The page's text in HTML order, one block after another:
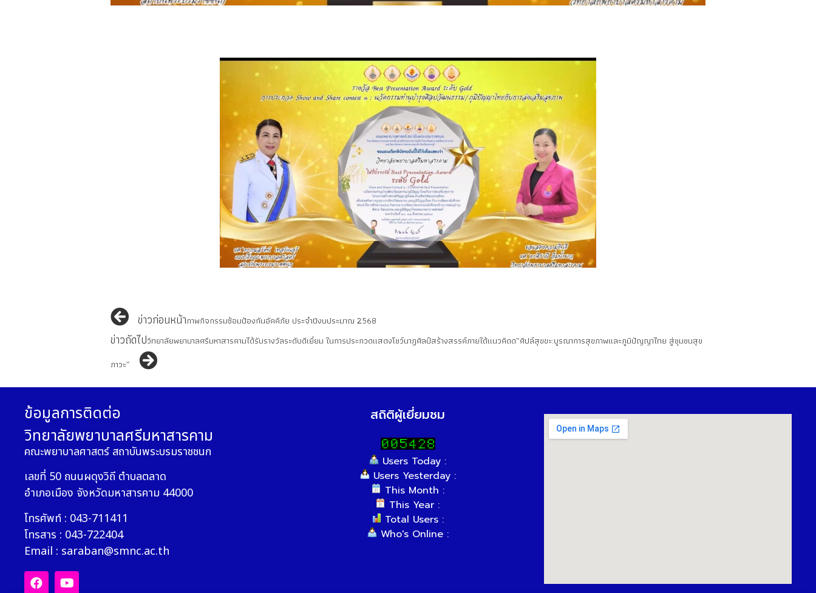
ข่าวก่อนหน้าภาพกิจกรรมซ้อมป้องกันอัคคีภัย ประจำปีงบประมาณ 2568
ข่าวถัดไปวิทยาลัยพยาบาลศรีมหาสารคามได้รับรางวัลระดับดีเยี่ยม ในการประกวดแสดงโชว์นาฏศิลป์สร้างสรรค์ภายใต้แนวคิดด”ศิปล์สุขขะ:บูรณาการสุขภาพและภูมิปัญญาไทย สู่ชุมชนสุข
ภาวะ”
ข้อมูลการติดต่อ
วิทยาลัยพยาบาลศรีมหาสารคาม
คณะพยาบาลศาสตร์ สถาบันพระบรมราชชนก
เลขที่ 50 ถนนผดุงวิถี ตำบลตลาด
อำเภอเมือง จังหวัดมหาสารคาม 44000
โทรศัพท์ : 043-711411
โทรสาร : 043-722404
Email : saraban@smnc.ac.th
สถิติผู้เยี่ยมชม
Users Today :
Users Yesterday :
This Month :
This Year :
Total Users :
Who's Online :